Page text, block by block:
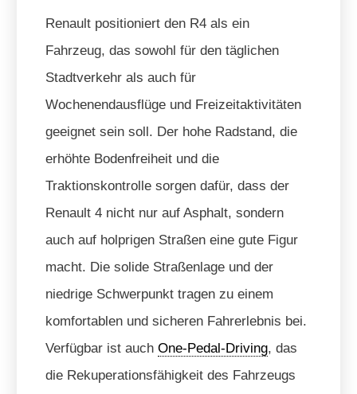
Renault positioniert den R4 als ein
Fahrzeug, das sowohl für den täglichen
Stadtverkehr als auch für
Wochenendausflüge und Freizeitaktivitäten
geeignet sein soll. Der hohe Radstand, die
erhöhte Bodenfreiheit und die
Traktionskontrolle sorgen dafür, dass der
Renault 4 nicht nur auf Asphalt, sondern
auch auf holprigen Straßen eine gute Figur
macht. Die solide Straßenlage und der
niedrige Schwerpunkt tragen zu einem
komfortablen und sicheren Fahrerlebnis bei.
Verfügbar ist auch One-Pedal-Driving, das
die Rekuperationsfähigkeit des Fahrzeugs